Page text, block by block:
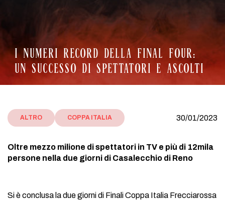
I NUMERI RECORD DELLA FINAL FOUR:
UN SUCCESSO DI SPETTATORI E ASCOLTI
ALTRO COPPA ITALIA 30/01/2023
Oltre mezzo milione di spettatori in TV e più di 12mila
persone nella due giorni di Casalecchio di Reno
Si è conclusa la due giorni di Finali Coppa Italia Frecciarossa